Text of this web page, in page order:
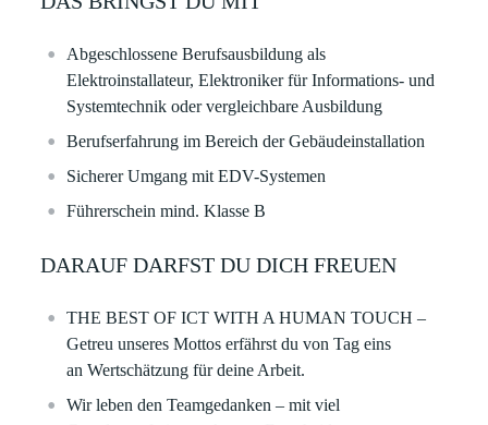
Abgeschlossene Berufsausbildung als
Elektroinstallateur, Elektroniker für Informations- und
Systemtechnik oder vergleichbare Ausbildung
Berufserfahrung im Bereich der Gebäudeinstallation
Sicherer Umgang mit EDV-Systemen
Führerschein mind. Klasse B
DARAUF DARFST DU DICH FREUEN
THE BEST OF ICT WITH A HUMAN TOUCH –
Getreu unseres Mottos erfährst du von Tag eins
an Wertschätzung für deine Arbeit. ​
Wir leben den Teamgedanken – mit viel